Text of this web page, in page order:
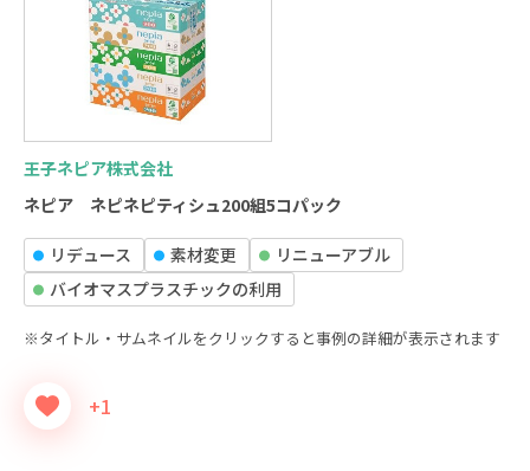
王子ネピア株式会社
ネピア ネピネピティシュ200組5コパック
リデュース 素材変更
リニューアブル
バイオマスプラスチックの利⽤
※タイトル・サムネイルをクリックすると事例の詳細が表示されます
+1